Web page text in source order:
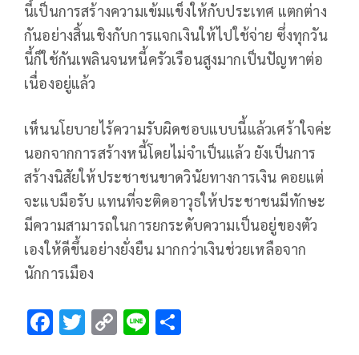
นี้เป็นการสร้างความเข้มแข็งให้กับประเทศ แตกต่าง
กันอย่างสิ้นเชิงกับการแจกเงินให้ไปใช้จ่าย ซึ่งทุกวัน
นี้ก็ใช้กันเพลินจนหนี้ครัวเรือนสูงมากเป็นปัญหาต่อ
เนื่องอยู่แล้ว
เห็นนโยบายไร้ความรับผิดชอบแบบนี้แล้วเศร้าใจค่ะ
นอกจากการสร้างหนี้โดยไม่จำเป็นแล้ว ยังเป็นการ
สร้างนิสัยให้ประชาชนขาดวินัยทางการเงิน คอยแต่
จะแบมือรับ แทนที่จะติดอาวุธให้ประชาชนมีทักษะ
มีความสามารถในการยกระดับความเป็นอยู่ของตัว
เองให้ดีขึ้นอย่างยั่งยืน มากกว่าเงินช่วยเหลือจาก
นักการเมือง
F T C Li